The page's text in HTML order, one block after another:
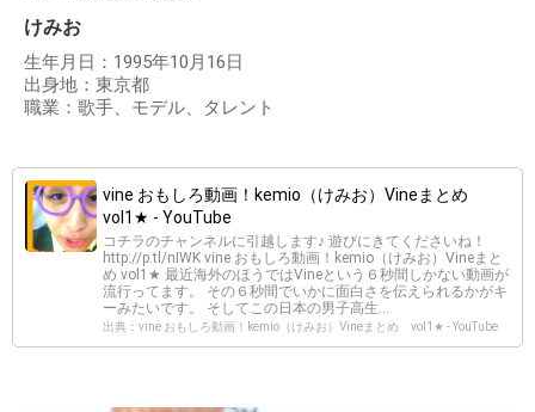
けみお
生年月日：1995年10月16日
出身地：東京都
職業：歌手、モデル、タレント
vine おもしろ動画！kemio（けみお）Vineまとめ
vol1★ - YouTube
コチラのチャンネルに引越します♪ 遊びにきてくださいね！
http://p.tl/nIWK vine おもしろ動画！kemio（けみお）Vineまと
め vol1★ 最近海外のほうではVineという６秒間しかない動画が
流行ってます。 その６秒間でいかに面白さを伝えられるかがキ
ーみたいです。 そしてこの日本の男子高生...
出典：vine おもしろ動画！kemio（けみお）Vineまとめ vol1★ - YouTube